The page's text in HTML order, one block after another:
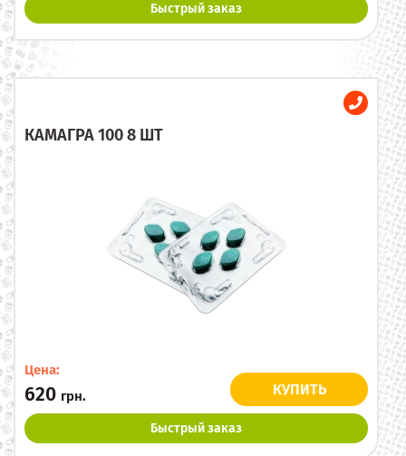
Быстрый заказ
КАМАГРА 100 8 ШТ
Цена:
620 грн. КУПИТЬ
Быстрый заказ